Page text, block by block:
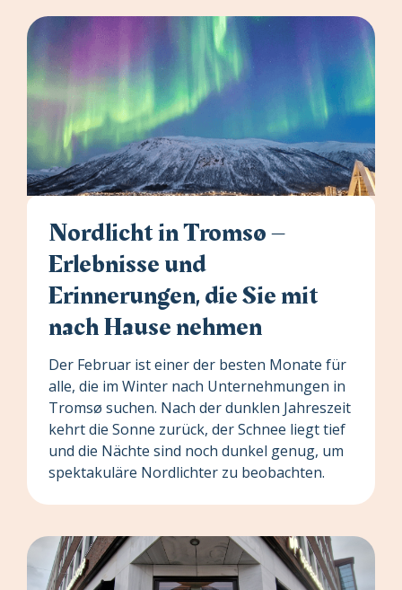
Nordlicht in Tromsø –
Erlebnisse und
Erinnerungen, die Sie mit
nach Hause nehmen
Der Februar ist einer der besten Monate für
alle, die im Winter nach Unternehmungen in
Tromsø suchen. Nach der dunklen Jahreszeit
kehrt die Sonne zurück, der Schnee liegt tief
und die Nächte sind noch dunkel genug, um
spektakuläre Nordlichter zu beobachten.